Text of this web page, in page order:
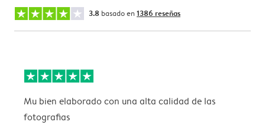
3.8 basado en 1386 reseñas
Mu bien elaborado con una alta calidad de las
fotografias